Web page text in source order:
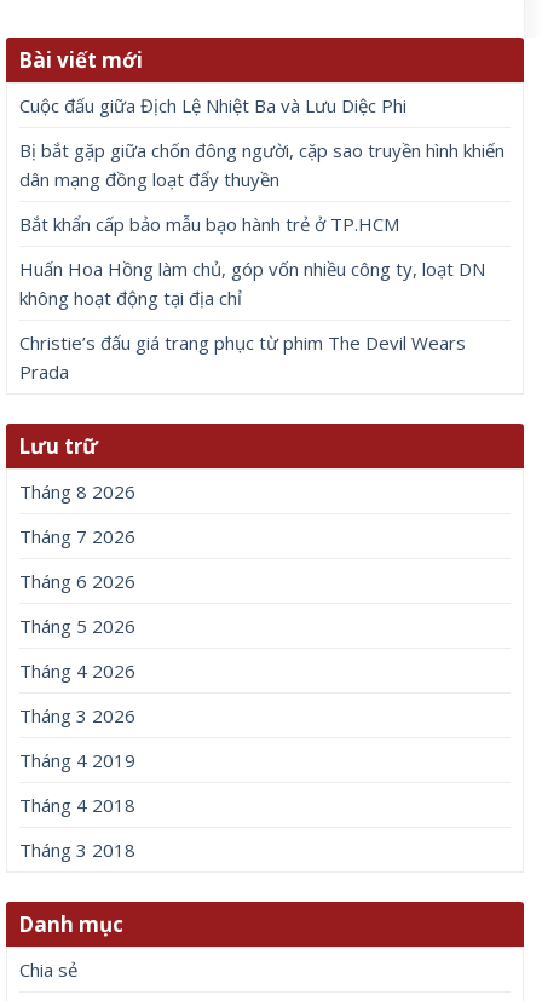
Bài viết mới
Cuộc đấu giữa Địch Lệ Nhiệt Ba và Lưu Diệc Phi
Bị bắt gặp giữa chốn đông người, cặp sao truyền hình khiến
dân mạng đồng loạt đẩy thuyền
Bắt khẩn cấp bảo mẫu bạo hành trẻ ở TP.HCM
Huấn Hoa Hồng làm chủ, góp vốn nhiều công ty, loạt DN
không hoạt động tại địa chỉ
Christie’s đấu giá trang phục từ phim The Devil Wears
Prada
Lưu trữ
Tháng 8 2026
Tháng 7 2026
Tháng 6 2026
Tháng 5 2026
Tháng 4 2026
Tháng 3 2026
Tháng 4 2019
Tháng 4 2018
Tháng 3 2018
Danh mục
Chia sẻ